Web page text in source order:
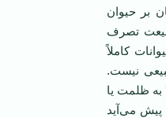
بر حیوان
تصرف
کاملاً
نیست.
به ظلمت یا
می‌آید